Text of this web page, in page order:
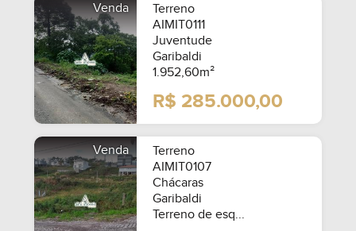
Venda
Terreno
AIMIT0111
Juventude
Garibaldi
1.952,60m²
R$ 285.000,00
Venda
Terreno
AIMIT0107
Chácaras
Garibaldi
Terreno de esq...